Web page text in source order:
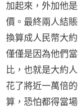
加起來，外加他
價。最終兩人結
換算成人民幣大
僅僅是因為他們
比，也就是大約
花了將近一萬倍
算，恐怕都得當場